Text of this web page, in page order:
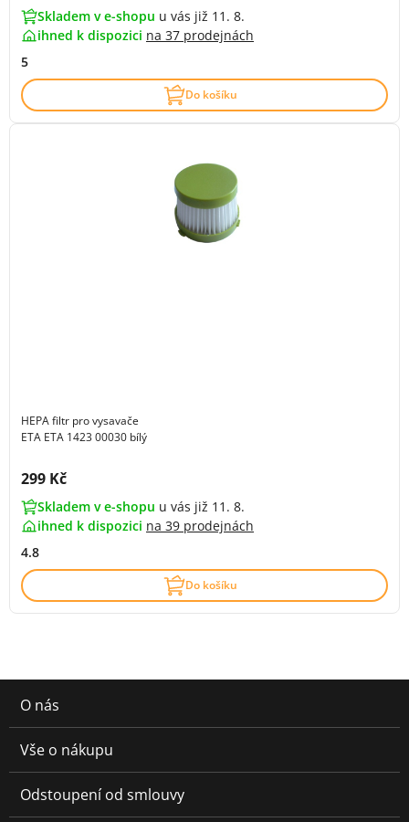
Skladem v e-shopu u vás již 11. 8.
ihned k dispozici na 37 prodejnách
5
Do košíku
HEPA filtr pro vysavače
ETA ETA 1423 00030 bílý
Cena s DPH:
299 Kč
Skladem v e-shopu u vás již 11. 8.
ihned k dispozici na 39 prodejnách
4.8
Do košíku
O nás
Vše o nákupu
Odstoupení od smlouvy